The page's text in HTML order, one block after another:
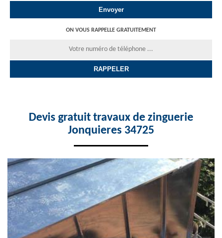
ON VOUS RAPPELLE GRATUITEMENT
Devis gratuit travaux de zinguerie
Jonquieres 34725